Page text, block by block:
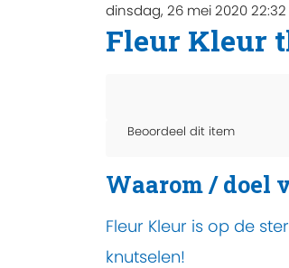
dinsdag, 26 mei 2020 22:32
Fleur Kleur
Beoordeel dit item
Waarom / doel
Fleur Kleur is op de
knutselen!